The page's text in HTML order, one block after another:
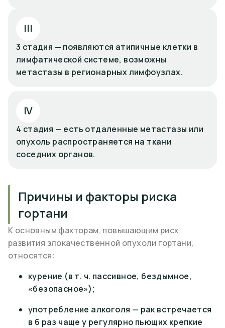
III
3 стадия — появляются атипичные клетки в
лимфатической системе, возможны
метастазы в регионарных лимфоузлах.
IV
4 стадия — есть отдаленные метастазы или
опухоль распространяется на ткани
соседних органов.
Причины и факторы риска
гортани
К основным факторам, повышающим риск
развития злокачественной опухоли гортани,
относятся:
курение (в т. ч. пассивное, бездымное,
«безопасное»);
употребление алкоголя — рак встречается
в 6 раз чаще у регулярно пьющих крепкие